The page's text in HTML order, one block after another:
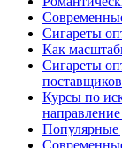
Сигареты
Как
Сигареты
поставщиков
Курсы по
Популярные